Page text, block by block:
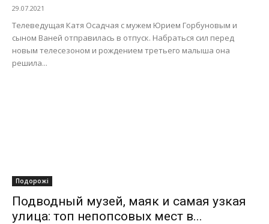
29.07.2021
Телеведущая Катя Осадчая с мужем Юрием Горбуновым и
сыном Ваней отправилась в отпуск. Набраться сил перед
новым телесезоном и рождением третьего малыша она
решила...
Подорожі
Подводный музей, маяк и самая узкая
улица: топ непопсовых мест в...